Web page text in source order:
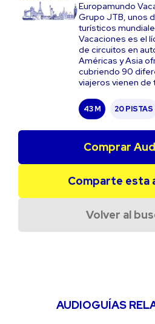
Europamundo
Grupo JTB, unos
turísticos
Vacaciones es el
de circuitos en
Américas y Asia
cubriendo 90
viajeros vienen de
43 M 20 PISTAS
Comprar
Comparte esta
Volver al
AUDIOGUÍAS